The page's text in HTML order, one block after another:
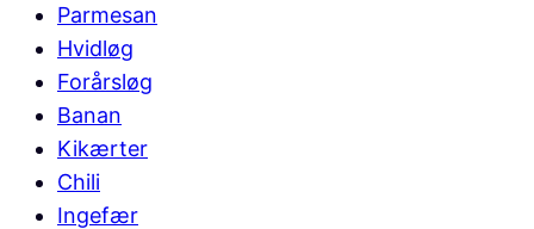
Parmesan
Hvidløg
Forårsløg
Banan
Kikærter
Chili
Ingefær